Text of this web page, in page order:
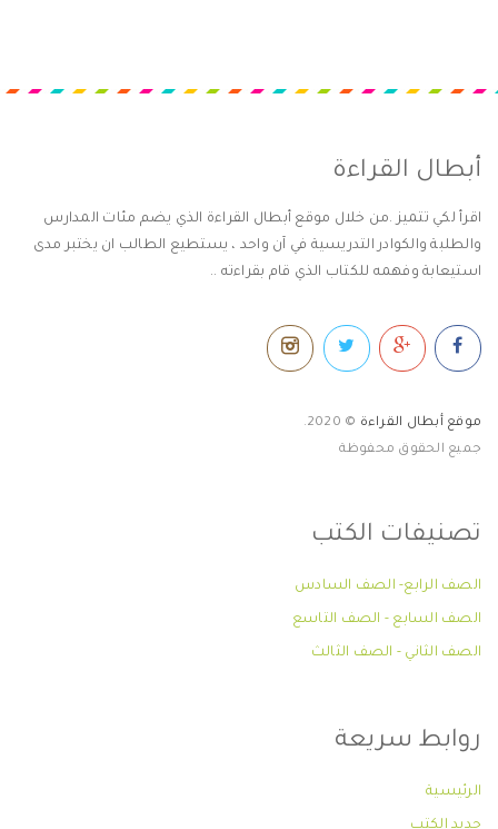
أبطال القراءة
اقرأ لكي تتميز .من خلال موقع أبطال القراءة الذي يضم مئات المدارس
والطلبة والكوادر التدريسية في آن واحد ، يستطيع الطالب ان يختبر مدى
استيعابة وفهمه للكتاب الذي قام بقراءته ..
موقع أبطال القراءة © 2020.
جميع الحقوق محفوظة
تصنيفات الكتب
الصف الرابع- الصف السادس
الصف السابع - الصف التاسع
الصف الثاني - الصف الثالث
روابط سريعة
الرئيسية